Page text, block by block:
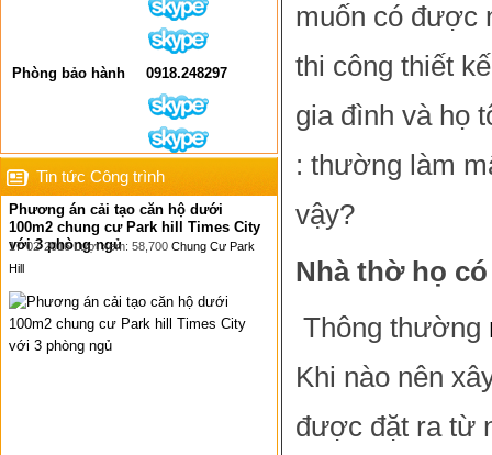
Phòng bảo hành 0918.248297
Tin tức Công trình
Phương án cải tạo căn hộ dưới
100m2 chung cư Park hill Times City
với 3 phòng ngủ
17-02-2016 Lượt xem: 58,700 Chung Cư Park
Hill
muốn có được
thi công thiết
gia đình và họ
: thường làm
vậy?
Nhà thờ họ
Thông thường
Khi nào nên
được đặt ra từ